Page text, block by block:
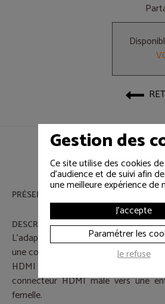
PRÉSENTATION
DESCRIPTIF
L’adaptateur HDMI mâle vers DVI
une connexion entre des
HDMI et DVI. Il est conçu pour
connecteur HDMI mâle vers une
femelle.
Gestion des
Ce site utilise des cookies
d'audience et de suivi afin
une meilleure expérience de
J'accepte
Paramétrer les
Je refuse